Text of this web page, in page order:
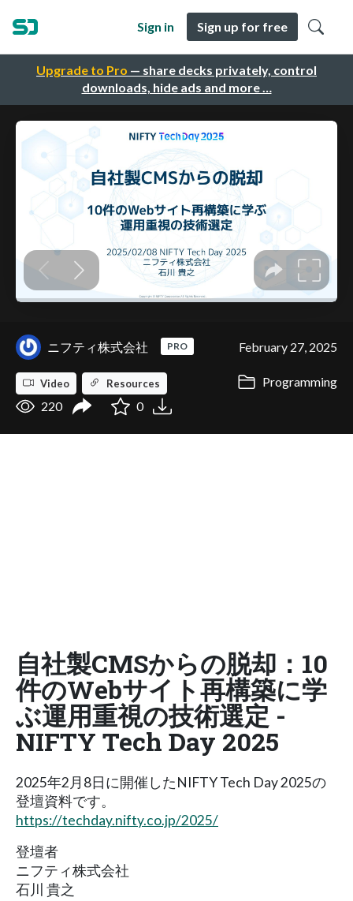
Upgrade to Pro — share decks privately, control
downloads, hide ads and more …
Sign in Sign up for free
ニフティ株式会社 PRO February 27, 2025
Video Resources
Programming
220
0
自社製CMSからの脱却：10
件のWebサイト再構築に学
ぶ運用重視の技術選定 -
NIFTY Tech Day 2025
2025年2月8日に開催したNIFTY Tech Day 2025の
登壇資料です。
https://techday.nifty.co.jp/2025/
登壇者
ニフティ株式会社
石川 貴之